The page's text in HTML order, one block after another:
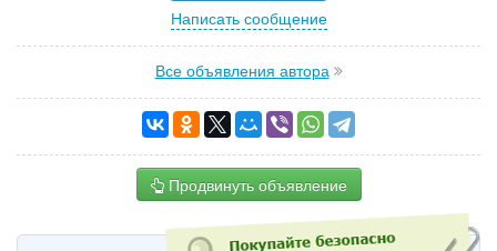
Написать сообщение
Все объявления автора
Продвинуть объявление